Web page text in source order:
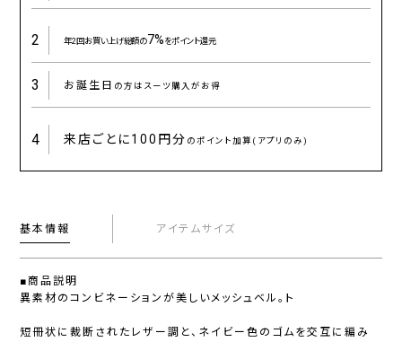
2 年2回お買い上げ総額の7%をポイント還元
3 お誕生日 の方はスーツ購入がお得
4 来店ごとに100円分 のポイント加算(アプリのみ)
基本情報 アイテムサイズ
■商品説明
異素材のコンビネーションが美しいメッシュベル。ト
短冊状に裁断されたレザー調と、ネイビー色のゴムを交互に編み